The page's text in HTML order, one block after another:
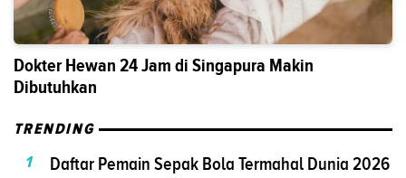
Dokter Hewan 24 Jam di Singapura Makin
Dibutuhkan
TRENDING
1
Daftar Pemain Sepak Bola Termahal Dunia 2026